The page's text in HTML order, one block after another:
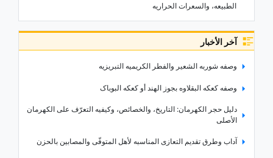
الطبیعه، والسعرات الحراریه
آخر الأخبار
وصفه شوربه الشعیر والفطر الکریمیه التبریزیه
وصفه کعکه البقلاوه بجوز الهند أو کعکه البوباک
دلیل حجر الکهرمان: التاریخ، والخصائص، وکیفیه التعرّف على الکهرمان
الأصلی
آداب وطرق تقدیم التعازی المناسبه لأهل المتوفّى والمصابین بالحزن